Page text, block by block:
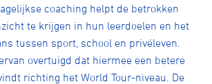
coaching helpt de betrokken
te krijgen in hun leerdoelen en het
tussen sport, school en privéleven.
overtuigd dat hiermee een betere
richting het World Tour-niveau. De